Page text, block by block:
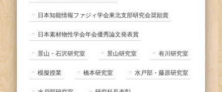
日本知能情報ファジィ学会東北支部研究会奨励賞
日本素材物性学会年会優秀論文発表賞
景山・石沢研究室 景山研究室 有川研究室
模擬授業 橋本研究室 水戸部・藤原研究室